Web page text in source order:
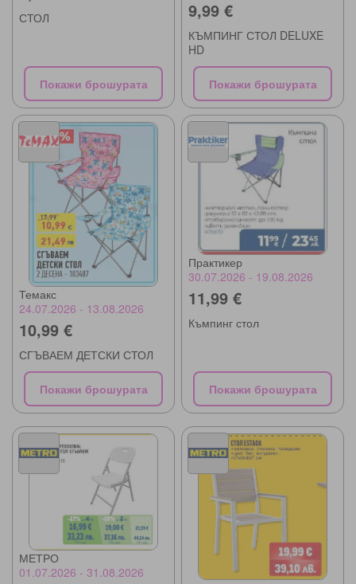
СТОЛ
Покажи брошурата
9,99 €
КЪМПИНГ СТОЛ DELUXE
HD
Покажи брошурата
Темакс
24.07.2026 - 13.08.2026
10,99 €
СГЪВАЕМ ДЕТСКИ СТОЛ
Покажи брошурата
Практикер
30.07.2026 - 19.08.2026
11,99 €
Къмпинг стол
Покажи брошурата
МЕТРО
01.07.2026 - 31.08.2026